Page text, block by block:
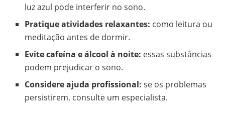
luz azul pode interferir no sono.
Pratique atividades relaxantes: como leitura ou
meditação antes de dormir.
Evite cafeína e álcool à noite: essas substâncias
podem prejudicar o sono.
Considere ajuda profissional: se os problemas
persistirem, consulte um especialista.